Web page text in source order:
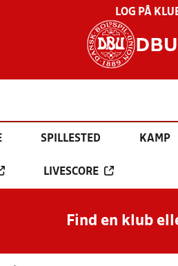
LOG PÅ
SPILLESTED KAMP
LIVESCORE
Find en klub